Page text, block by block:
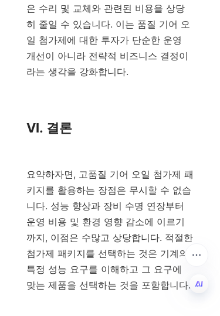
은 수리 및 교체와 관련된 비용을 상당
히 줄일 수 있습니다. 이는 품질 기어 오
일 첨가제에 대한 투자가 단순한 운영
개선이 아니라 전략적 비즈니스 결정이
라는 생각을 강화합니다.
VI. 결론
요약하자면, 고품질 기어 오일 첨가제 패
키지를 활용하는 장점은 무시할 수 없습
니다. 성능 향상과 장비 수명 연장부터
운영 비용 및 환경 영향 감소에 이르기
까지, 이점은 수많고 상당합니다. 적절한
첨가제 패키지를 선택하는 것은 기계의
특정 성능 요구를 이해하고 그 요구에
맞는 제품을 선택하는 것을 포함합니다.